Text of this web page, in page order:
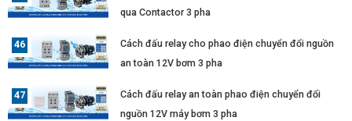
qua Contactor 3 pha
Cách đấu relay cho phao điện chuyển đổi nguồn
an toàn 12V bơm 3 pha
Cách đấu relay an toàn phao điện chuyển đổi
nguồn 12V máy bơm 3 pha